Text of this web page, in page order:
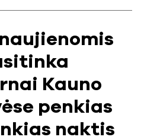
Kauno
penkias
naktis